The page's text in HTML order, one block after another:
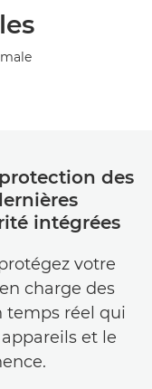
des
intégrées
votre
charge des
temps réel qui
et le